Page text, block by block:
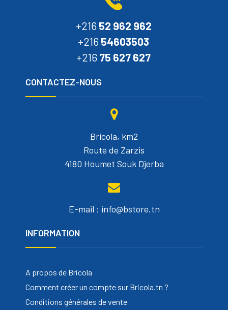
+216 52 962 962
+216 54603503
+216 75 627 627
CONTACTEZ-NOUS
Bricola, km2
Route de Zarzis
4180 Houmet Souk Djerba
E-mail : info@bstore.tn
INFORMATION
A propos de Bricola
Comment créer un compte sur Bricola.tn ?
Conditions générales de vente